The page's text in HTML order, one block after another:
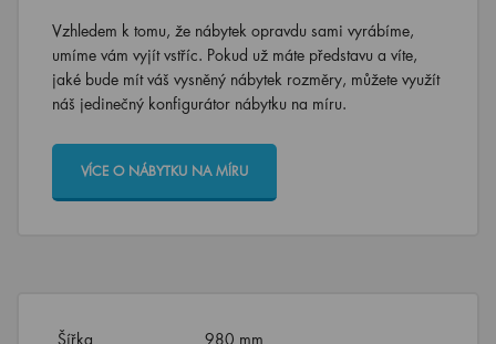
Vzhledem k tomu, že nábytek opravdu sami vyrábíme,
umíme vám vyjít vstříc. Pokud už máte představu a víte,
jaké bude mít váš vysněný nábytek rozměry, můžete využít
náš jedinečný konfigurátor nábytku na míru.
VÍCE O NÁBYTKU NA MÍRU
Šířka
980 mm